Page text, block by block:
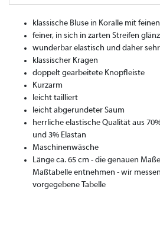
klassische Bluse in Koralle mit
feiner, in sich in zarten Streifen
wunderbar elastisch und daher
klassischer Kragen
doppelt gearbeitete Knopfleiste
Kurzarm
leicht tailliert
leicht abgerundeter Saum
herrliche elastische Qualität aus
und 3% Elastan
Maschinenwäsche
Länge ca. 65 cm - die genauen
Maßtabelle entnehmen - wir
vorgegebene Tabelle